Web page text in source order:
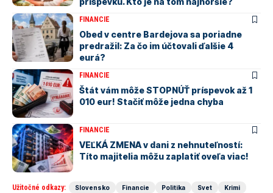
FINANCIE
Obed v centre Bardejova sa poriadne
predražil: Za čo im účtovali ďalšie 4
eurá?
FINANCIE
Štát vám môže STOPNÚŤ príspevok až 1
010 eur! Stačiť môže jedna chyba
FINANCIE
VEĽKÁ ZMENA v dani z nehnuteľností:
Títo majitelia môžu zaplatiť oveľa viac!
Užitočné odkazy: Slovensko Financie Politika Svet
Krimi